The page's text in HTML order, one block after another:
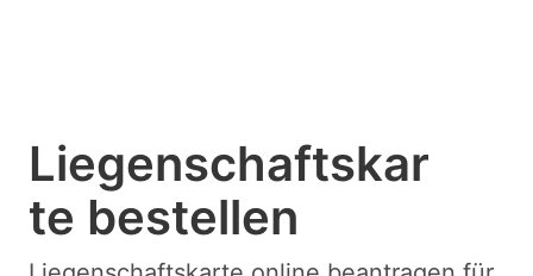
Liegenschaftskar
te bestellen